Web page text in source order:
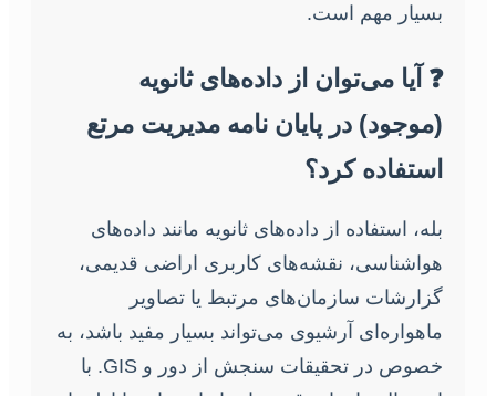
بسیار مهم است.
❓ آیا می‌توان از داده‌های ثانویه
(موجود) در پایان نامه مدیریت مرتع
استفاده کرد؟
بله، استفاده از داده‌های ثانویه مانند داده‌های
هواشناسی، نقشه‌های کاربری اراضی قدیمی،
گزارشات سازمان‌های مرتبط یا تصاویر
ماهواره‌ای آرشیوی می‌تواند بسیار مفید باشد، به
خصوص در تحقیقات سنجش از دور و GIS. با